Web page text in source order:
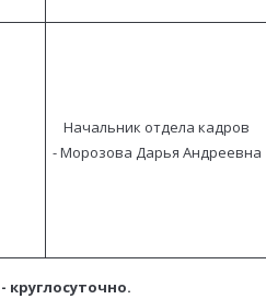
Начальник отдела кадров
- Морозова Дарья Андреевна